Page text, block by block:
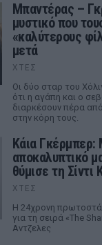
Μπαντέρας –
μυστικό που
«καλύτερους
μετά
ΧΤΕΣ
Οι δύο σταρ του
ότι η αγάπη και ο
διαρκέσουν πέρα
στην κόρη τους.
Κάια Γκέρμπερ:
αποκαλυπτικό
θύμισε τη
ΧΤΕΣ
Η 24χρονη
για τη σειρά «The
Αντζελες